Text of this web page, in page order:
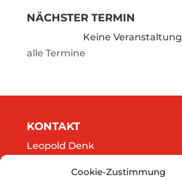
Cookie-Zustimmung
NÄCHSTER TERMIN
Keine Veranstaltung
alle Termine
KONTAKT
Leopold Denk
A-3500 Krems